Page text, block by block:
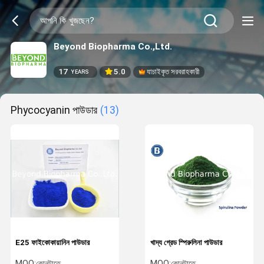
Beyond Biopharma Co.,Ltd.
17 YEARS 5.0 যাচাইকৃত সরবরাহকারী
Phycocyanin পাউডার (13)
E25 ফাইকোকায়ানিন পাউডার খাদ্য গ্রেড স্পিরুলিনা পাউডার